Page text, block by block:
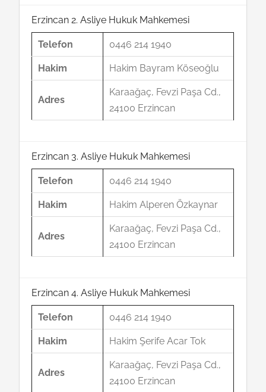
Erzincan 2. Asliye Hukuk Mahkemesi
Telefon 0446 214 1940
Hakim Hakim Bayram Köseoğlu
Adres
Karaağaç, Fevzi Paşa Cd.,
24100 Erzincan
Erzincan 3. Asliye Hukuk Mahkemesi
Telefon 0446 214 1940
Hakim Hakim Alperen Özkaynar
Adres
Karaağaç, Fevzi Paşa Cd.,
24100 Erzincan
Erzincan 4. Asliye Hukuk Mahkemesi
Telefon 0446 214 1940
Hakim Hakim Şerife Acar Tok
Adres
Karaağaç, Fevzi Paşa Cd.,
24100 Erzincan